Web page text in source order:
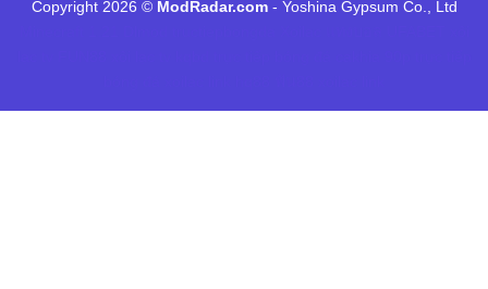
Copyright 2026 © ModRadar.com- Yoshina Gypsum Co., Ltd